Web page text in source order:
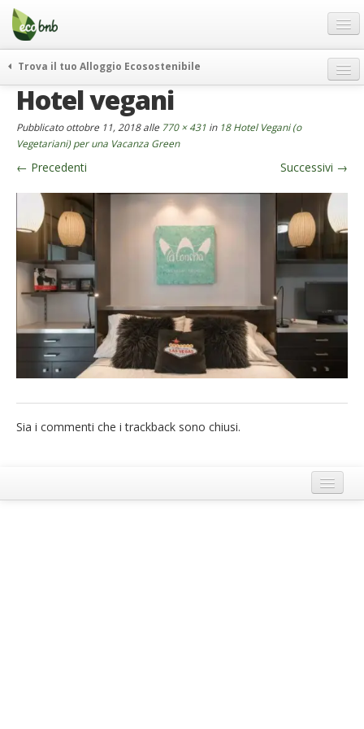
Menu
Salta
contenuto
Offerte Speciali
Regali
FAQ
Chi Siamo
Partner
Contatti
Italiano
German
English
Spanish
Italiano
Trova il tuo Alloggio Ecosostenibile
weekend green
curiosità
vivere e viaggiare verde
news ed eventi
ecohotel
rassegna stampa
Hotel vegani
Pubblicatoottobre 11, 2018alle 770 × 431 in 18 Hotel Vegani (o
Vegetariani) per una Vacanza Green
← Precedenti Successivi →
Sia i commenti che i trackback sono chiusi.